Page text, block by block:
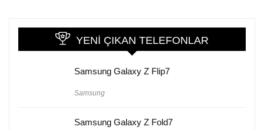
YENI ÇIKAN TELEFONLAR
Samsung Galaxy Z Flip7
Samsung
Samsung Galaxy Z Fold7